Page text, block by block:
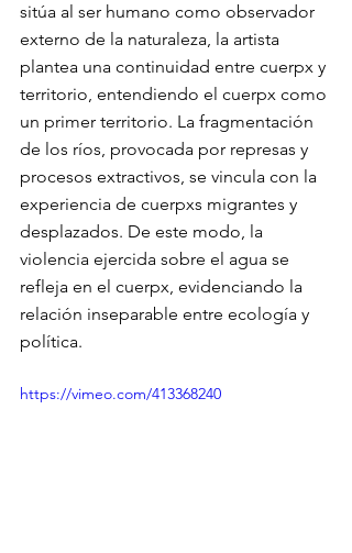
sitúa al ser humano como observador
externo de la naturaleza, la artista
plantea una continuidad entre cuerpx y
territorio, entendiendo el cuerpx como
un primer territorio. La fragmentación
de los ríos, provocada por represas y
procesos extractivos, se vincula con la
experiencia de cuerpxs migrantes y
desplazados. De este modo, la
violencia ejercida sobre el agua se
refleja en el cuerpx, evidenciando la
relación inseparable entre ecología y
política.
https://vimeo.com/413368240